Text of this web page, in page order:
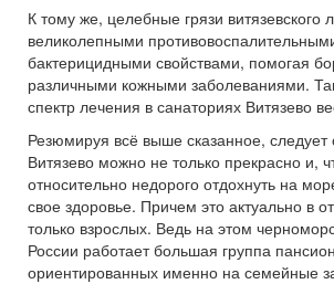
К тому же, целебные грязи
великолепными
бактерицидными свойствами, помогая
различными кожными заболеваниями.
спектр лечения в санаториях Витязево
Резюмируя всё выше сказанное, следует
Витязево можно не только прекрасно и,
относительно недорого отдохнуть на
свое здоровье. Причем это актуально в
только взрослых. Ведь на этом
России работает большая группа
ориентированных именно на семейные